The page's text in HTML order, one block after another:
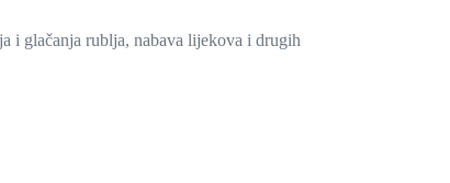
i glačanja rublja, nabava lijekova i drugih